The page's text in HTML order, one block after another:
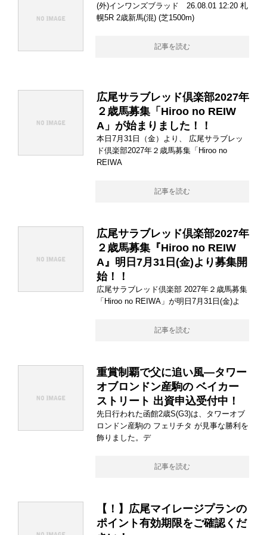
(外)インワンズブラッド 26.08.01 12:20 札
幌5R 2歳新馬(混) (芝1500m)
記事を読む
広尾サラブレッド倶楽部2027年
２歳馬募集「Hiroo no REIW
A」が始まりました！！
本日7月31日（金）より、 広尾サラブレッ
ド倶楽部2027年２歳馬募集「Hiroo no
REIWA
記事を読む
広尾サラブレッド倶楽部2027年
２歳馬募集『Hiroo no REIW
A』明日7月31日(金)より募集開
始！！
広尾サラブレッド倶楽部 2027年２歳馬募集
「Hiroo no REIWA」が明日7月31日(金)よ
記事を読む
重賞制覇で父に追い風―タワー
オブロンドン産駒の ベイカー
ストリート 出資申込受付中！
先日行われた函館2歳S(G3)は、タワーオブ
ロンドン産駒の フェリチタ が見事な勝利を
飾りました。デ
記事を読む
【！】広尾マイレージプランの
ポイント有効期限をご確認くだ